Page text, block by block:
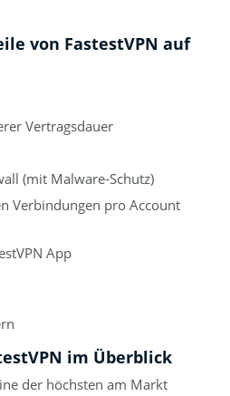
von FastestVPN auf
Vertragsdauer
(mit Malware-Schutz)
Verbindungen pro Account
App
im Überblick
der höchsten am Markt